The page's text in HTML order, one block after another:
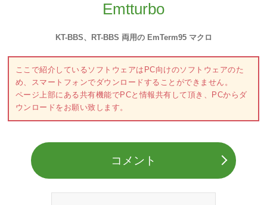
Emtturbo
KT-BBS、RT-BBS 両用の EmTerm95 マクロ
ここで紹介しているソフトウェアはPC向けのソフトウェアのた
め、スマートフォンでダウンロードすることができません。
ページ上部にある共有機能でPCと情報共有して頂き、PCからダ
ウンロードをお願い致します。
コメント